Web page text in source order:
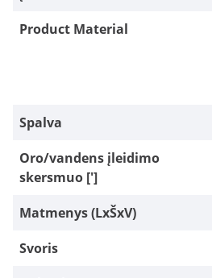
Product Material
Spalva
Oro/vandens įleidimo
skersmuo [']
Matmenys (LxŠxV)
Svoris